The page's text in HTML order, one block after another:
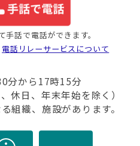
話で電話ができます。
電話リレーサービスについて
分から17時15分
休日、年末年始を除く）
組織、施設があります。